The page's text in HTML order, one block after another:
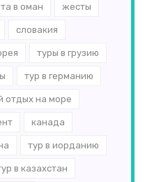
в оман жесты
словакия
туры в грузию
тур в германию
отдых на море
канада
тур в иорданию
в казахстан